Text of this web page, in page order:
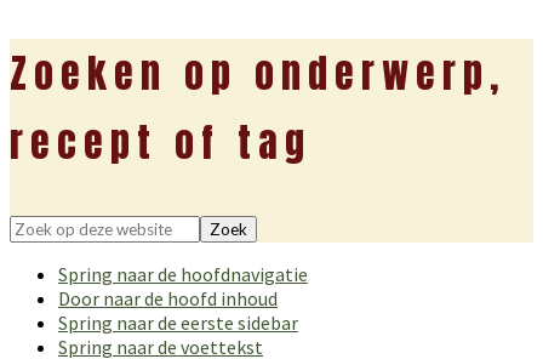
Zoeken op onderwerp,
recept of tag
Zoek
deze
website
Spring naar de hoofdnavigatie
Door naar de hoofd inhoud
Spring naar de eerste sidebar
Spring naar de voettekst